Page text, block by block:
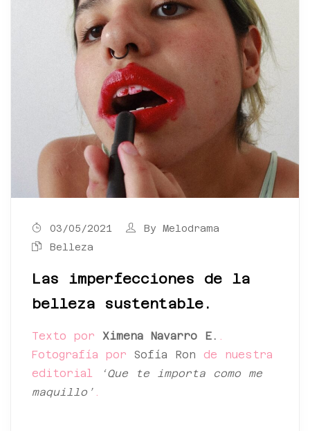
03/05/2021 By Melodrama
Belleza
Las imperfecciones de la
belleza sustentable.
Texto por Ximena Navarro E.
Fotografía por Sofía Ron de nuestra
editorial
‘Que te importa como me
maquillo’